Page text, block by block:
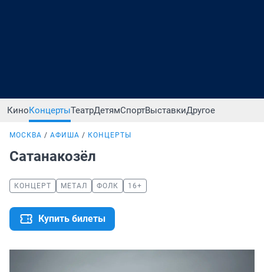
КиноКонцертыТеатрДетямСпортВыставкиДругое
МОСКВА АФИША КОНЦЕРТЫ
Сатанакозёл
КОНЦЕРТ МЕТАЛ ФОЛК 16+
Купить билеты